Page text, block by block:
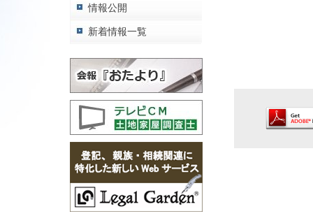
情報公開
新着情報一覧